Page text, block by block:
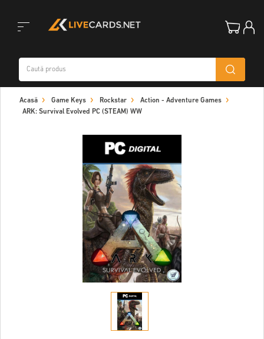
navigation
Acasă Game Keys Rockstar
Action - Adventure Games
ARK: Survival Evolved PC (STEAM) WW